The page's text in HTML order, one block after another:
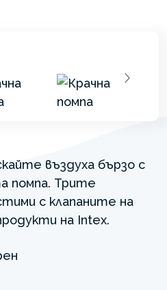
въздуха бързо с
помпа. Трите
с клапаните на
на Intex.